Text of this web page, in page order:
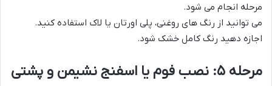
مرحله انجام می شود.
می توانید از رنگ های روغنی، پلی اورتان یا لاک استفاده کنید.
اجازه دهید رنگ کامل خشک شود.
مرحله ۵: نصب فوم یا اسفنج نشیمن و پشتی